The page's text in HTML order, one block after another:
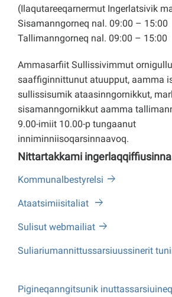
(Ilaqutareeqarnermut Ingerlatsivik
Sisamanngorneq nal. 09:00 – 15:00
Tallimanngorneq nal. 09:00 – 15:00
Ammasarfiit Sullissivimmut
saaffiginnittunut atuupput, aamma
sullissisumik ataasinngornikkut,
sisamanngornikkut aamma
9.00-imiit 10.00-p tungaanut
inniminniisoqarsinnaavoq.
Nittartakkami
Kommunalbestyrelsi
Ataatsimiisitaliat
Sulisut webmailiat
Suliariumannittussarsiuussinerit
Pigineqanngitsunik inuttassarsiuineq